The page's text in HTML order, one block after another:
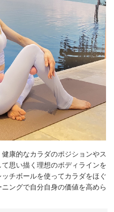
康的なカラダのポジションやス
思い描く理想のボディラインを
チボールを使ってカラダをほぐ
ングで自分自身の価値を高めら